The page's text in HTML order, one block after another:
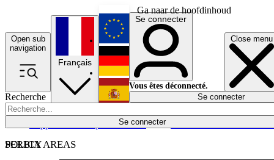
Ga naar de hoofdinhoud
Open sub
navigation
Close menu
Recherche
Se connecter
POLICY AREAS
Économie
Français
English
Deutsch
Español
Se connecter
Vous êtes déconnecté.
Se connecter
SERBIA